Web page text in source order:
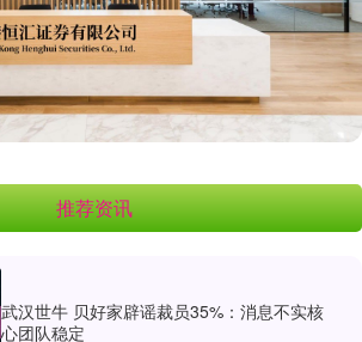
推荐资讯
武汉世牛 贝好家辟谣裁员35%：消息不实核
心团队稳定